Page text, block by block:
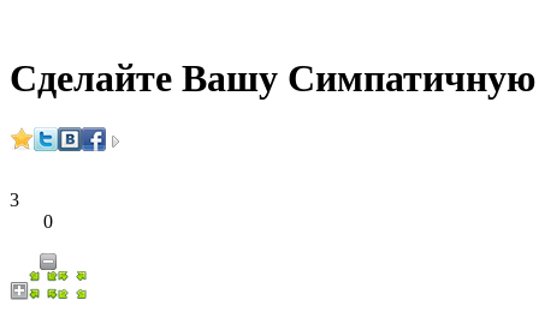
Сделайте Вашу
3
0